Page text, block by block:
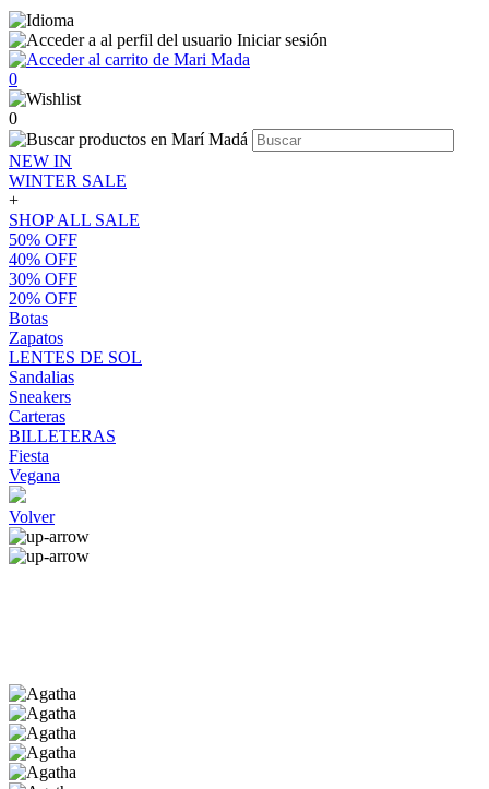
Iniciar sesión
0
0
NEW IN
WINTER SALE
+
SHOP ALL SALE
50% OFF
40% OFF
30% OFF
20% OFF
Botas
Zapatos
LENTES DE SOL
Sandalias
Sneakers
Carteras
BILLETERAS
Fiesta
Vegana
Volver